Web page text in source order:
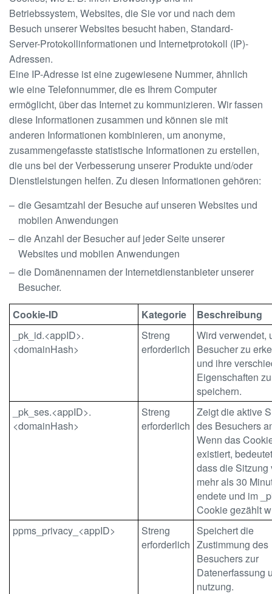
Betriebssystem, Websites, die Sie vor und nach dem
Besuch unserer Websites besucht haben, Standard-
Server-Protokollinformationen und Internetprotokoll (IP)-
Adressen.
Eine IP-Adresse ist eine zugewiesene Nummer, ähnlich
wie eine Telefonnummer, die es Ihrem Computer
ermöglicht, über das Internet zu kommunizieren. Wir fassen
diese Informationen zusammen und können sie mit
anderen Informationen kombinieren, um anonyme,
zusammengefasste statistische Informationen zu erstellen,
die uns bei der Verbesserung unserer Produkte und/oder
Dienstleistungen helfen. Zu diesen Informationen gehören:
die Gesamtzahl der Besuche auf unseren Websites und
mobilen Anwendungen
die Anzahl der Besucher auf jeder Seite unserer
Websites und mobilen Anwendungen
die Domänennamen der Internetdienstanbieter unserer
Besucher.
Cookie-ID
Kategorie
Beschreibung
_pk_id.<appID>.
<domainHash>
Streng
erforderlich
Wird verwendet,
Besucher zu
und ihre
Eigenschaften zu
speichern.
_pk_ses.<appID>.
<domainHash>
Streng
erforderlich
Zeigt die aktive
des Besuchers
Wenn das
existiert,
dass die Sitzung
mehr als 30
endete und im
Cookie gezählt
ppms_privacy_<appID>
Streng
erforderlich
Speichert die
Zustimmung des
Besuchers zur
Datenerfassung
nutzung.